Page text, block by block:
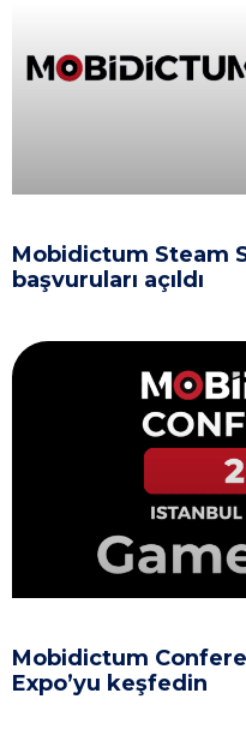
Mobidictum Steam
başvuruları açıldı
Mobidictum
Expo’yu keşfedin